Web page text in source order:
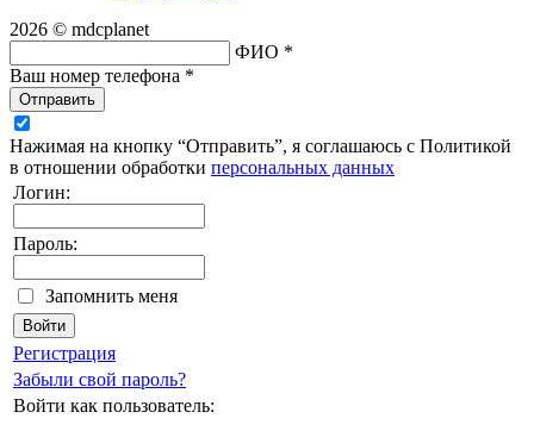
2026 © mdcplanet
ФИО *
Ваш номер телефона *
Отправить
Нажимая на кнопку “Отправить”, я соглашаюсь с Политикой
в отношении обработки персональных данных
Логин:
Пароль:
Запомнить меня
Регистрация
Забыли свой пароль?
Войти как пользователь: